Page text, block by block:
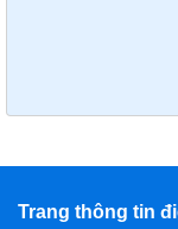
Trang thông tin